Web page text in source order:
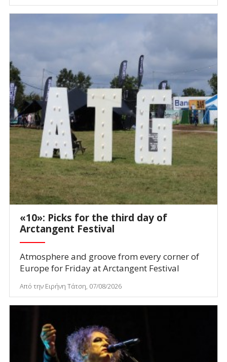
«10»: Picks for the third day of
Arctangent Festival
Atmosphere and groove from every corner of
Europe for Friday at Arctangent Festival
Από την Ειρήνη Τάτση, 07/08/2026